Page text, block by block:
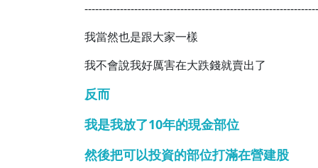
我當然也是跟大家一樣
我不會說我好厲害在大跌錢就賣出了
反而
我是我放了10年的現金部位
然後把可以投資的部位打滿在營建股